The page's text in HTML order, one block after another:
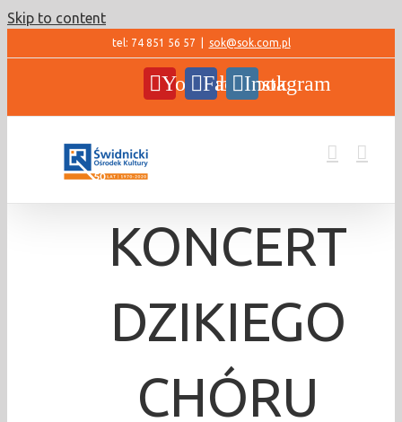
Skip to content
tel: 74 851 56 57 sok@sok.com.pl
YouTubeFacebookInstagram
KONCERT
DZIKIEGO
CHÓRU